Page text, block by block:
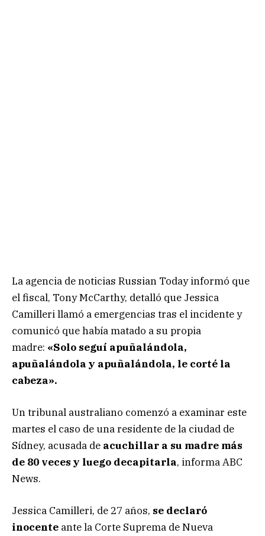
La agencia de noticias Russian Today informó que
el fiscal, Tony McCarthy, detalló que Jessica
Camilleri llamó a emergencias tras el incidente y
comunicó que había matado a su propia
madre: «Solo seguí apuñalándola,
apuñalándola y apuñalándola, le corté la
cabeza».
Un tribunal australiano comenzó a examinar este
martes el caso de una residente de la ciudad de
Sídney, acusada de acuchillar a su madre más
de 80 veces y luego decapitarla, informa ABC
News.
Jessica Camilleri, de 27 años, se declaró
inocente ante la Corte Suprema de Nueva